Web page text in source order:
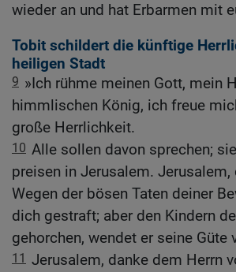
wieder an und hat Erbarmen mit
Tobit schildert die künftige
heiligen Stadt
9 »Ich rühme meinen Gott, mein
himmlischen König, ich freue
große Herrlichkeit.
10 Alle sollen davon sprechen;
preisen in Jerusalem.
Wegen der bösen Taten deiner
dich gestraft; aber den Kindern
gehorchen, wendet er seine Güte
11 Jerusalem, danke dem Herrn